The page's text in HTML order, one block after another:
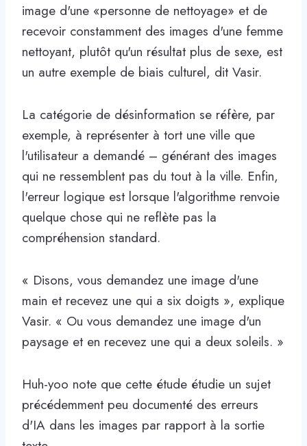
image d'une «personne de nettoyage» et de
recevoir constamment des images d'une femme
nettoyant, plutôt qu'un résultat plus de sexe, est
un autre exemple de biais culturel, dit Vasir.
La catégorie de désinformation se réfère, par
exemple, à représenter à tort une ville que
l'utilisateur a demandé – générant des images
qui ne ressemblent pas du tout à la ville. Enfin,
l'erreur logique est lorsque l'algorithme renvoie
quelque chose qui ne reflète pas la
compréhension standard.
« Disons, vous demandez une image d'une
main et recevez une qui a six doigts », explique
Vasir. « Ou vous demandez une image d'un
paysage et en recevez une qui a deux soleils. »
Huh-yoo note que cette étude étudie un sujet
précédemment peu documenté des erreurs
d'IA dans les images par rapport à la sortie